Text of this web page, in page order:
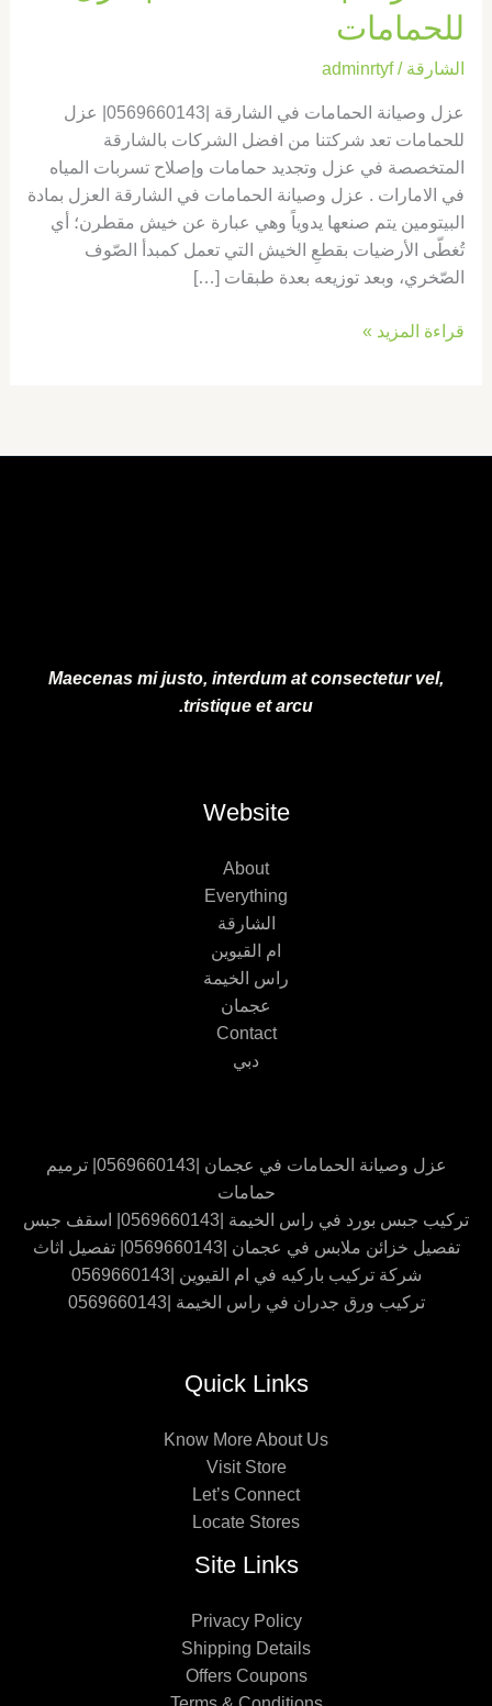
للحمامات
الشارقة /
adminrtyf
عزل وصيانة الحمامات في الشارقة |0569660143| عزل
للحمامات تعد شركتنا من افضل الشركات بالشارقة
المتخصصة في عزل وتجديد حمامات وإصلاح تسربات المياه
في الامارات . عزل وصيانة الحمامات في الشارقة العزل بمادة
البيتومين يتم صنعها يدوياً وهي عبارة عن خيش مقطرن؛ أي
تُغطّى الأرضيات بقطعِ الخيش التي تعمل كمبدأ الصّوف
الصّخري، وبعد توزيعه بعدة طبقات […]
قراءة المزيد »
Maecenas mi justo, interdum at consectetur vel,
tristique et arcu.
Website
About
Everything
الشارقة
ام القيوين
راس الخيمة
عجمان
Contact
دبي
عزل وصيانة الحمامات في عجمان |0569660143| ترميم
حمامات
تركيب جبس بورد في راس الخيمة |0569660143| اسقف جبس
تفصيل خزائن ملابس في عجمان |0569660143| تفصيل اثاث
شركة تركيب باركيه في ام القيوين |0569660143
تركيب ورق جدران في راس الخيمة |0569660143
Quick Links
Know More About Us
Visit Store
Let’s Connect
Locate Stores
Site Links
Privacy Policy
Shipping Details
Offers Coupons